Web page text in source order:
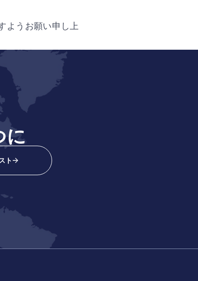
ようお願い申し上
に
ト